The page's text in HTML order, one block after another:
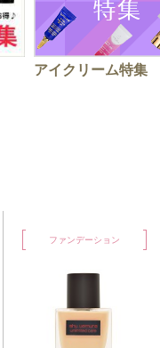
アイクリーム特集
ファンデーション
OFF